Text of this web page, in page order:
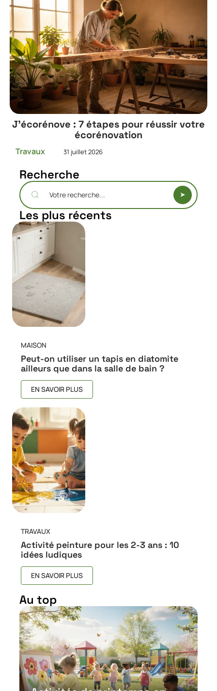
J’écorénove : 7 étapes pour réussir votre
écorénovation
Travaux 31 juillet 2026
Recherche
Les plus récents
MAISON
Peut-on utiliser un tapis en diatomite
ailleurs que dans la salle de bain ?
EN SAVOIR PLUS
TRAVAUX
Activité peinture pour les 2-3 ans : 10
idées ludiques
EN SAVOIR PLUS
Au top